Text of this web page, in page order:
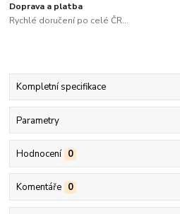
Doprava a platba
Rychlé doručení po celé ČR...
Kompletní specifikace
Parametry
Hodnocení 0
Komentáře 0